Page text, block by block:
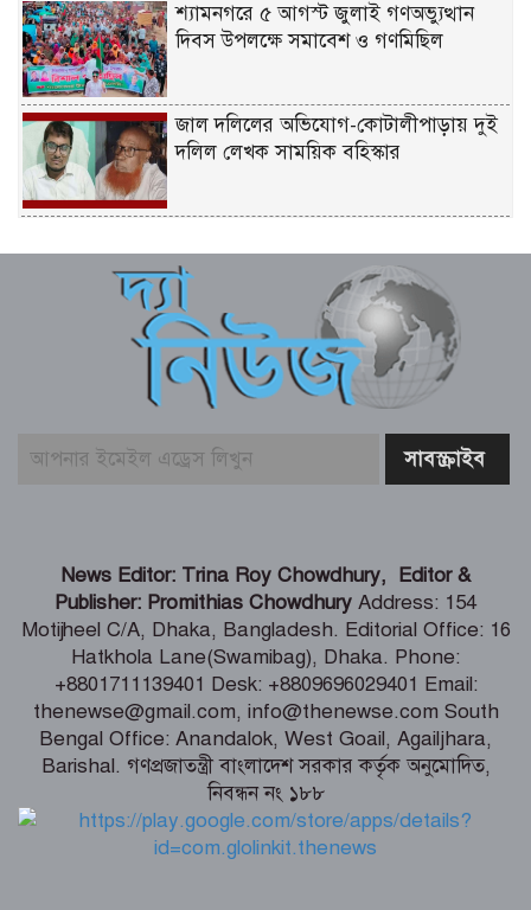
শ্যামনগরে ৫ আগস্ট জুলাই গণঅভ্যুত্থান
দিবস উপলক্ষে সমাবেশ ও গণমিছিল
জাল দলিলের অভিযোগ-কোটালীপাড়ায় দুই
দলিল লেখক সাময়িক বহিস্কার
বেনাপোলে বিএনপির আনন্দ র‌্যালি ও
ডাসারে পানিতে ডুবে বৃদ্ধের মৃত্যু
গণঅভ্যুত্থানের দুই বছর পুর্তি উপলক্ষে
ঝিনাইদহে ১১ দলীয় ঐক্য জোটের
শ্যামনগরে ফাইটার ক্যারাতে ক্লাবের বেল্ট
প্রদান অনুষ্ঠান
নিউটনের আপেলের মতো গণ-অভ্যুত্থান
অটোমেটিক পড়েনি – স্বরাষ্ট্রমন্ত্রী
৫ আগস্ট যেভাবে হয়ে উঠল ‘৩৬ জুলাই’
News Editor: Trina Roy Chowdhury, Editor &
Publisher: Promithias Chowdhury Address: 154
Motijheel C/A, Dhaka, Bangladesh. Editorial Office: 16
Hatkhola Lane(Swamibag), Dhaka. Phone:
+8801711139401 Desk: +8809696029401 Email:
thenewse@gmail.com, info@thenewse.com South
Bengal Office: Anandalok, West Goail, Agailjhara,
Barishal. গণপ্রজাতন্ত্রী বাংলাদেশ সরকার কর্তৃক অনুমোদিত,
নিবন্ধন নং ১৮৮